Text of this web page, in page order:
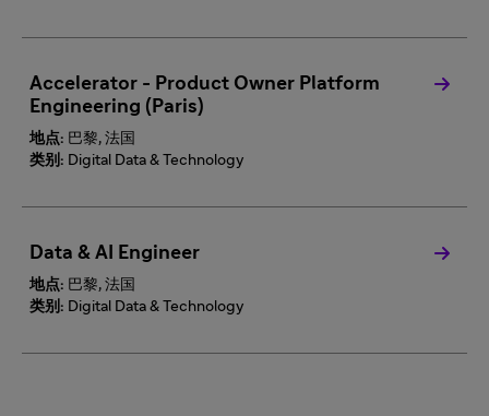
Accelerator - Product Owner Platform
Engineering (Paris)
地点: 巴黎, 法国
类别: Digital Data & Technology
Data & AI Engineer
地点: 巴黎, 法国
类别: Digital Data & Technology